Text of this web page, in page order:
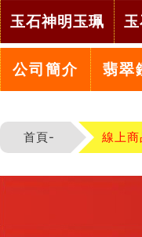
玉石神明玉珮
公司簡介 翡翠
首頁- 線上商